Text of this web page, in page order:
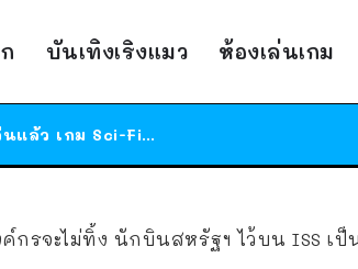
บันเทิงเริงแมว ห้องเล่นเกม
ร้านอาหารในนิวยอร์กประกาศปิดตัวลง หลังอยู่มานานกว่า 45 ปี ติดป้ายขอบคุณลูกค้าทุกคน แถมสูตรทำไวท์ซอสให้แบบจัดเต็ม
ได้เวลาเด็กหนวดรวมตัว RF Online Next เปิดให้เล่นแล้ว เกม Sci-Fi MMORPG ระดับตำนาน เล่นได้ทั้งมือถือและ PC
งค์กรจะไม่ทิ้ง นักบินสหรัฐฯ ไว้บน ISS